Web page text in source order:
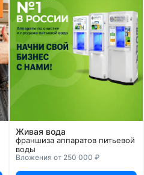
Живая вода
франшиза аппаратов питьевой
воды
Вложения от 250 000 ₽